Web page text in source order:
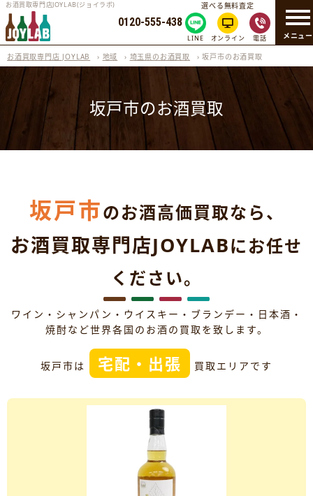
メニュー
お酒買取専門店JOYLAB(ジョイラボ)
0120-555-438
選べる無料査定
LINE オンライン 電話
お酒買取専門店 JOYLAB › 地域 › 埼玉県のお酒買取 ›坂戸市のお酒買取
坂戸市のお酒買取
坂戸市のお酒高価買取なら、
お酒買取専門店JOYLABにお任せ
ください。
ワイン・シャンパン・ウイスキー・ブランデー・日本酒・
焼酎など世界各国のお酒の買取を致します。
坂戸市は 宅配・出張 買取エリアです